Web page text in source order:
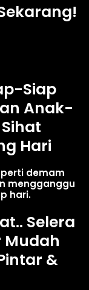
Siap
Anak-
Hari
demam
mengganggu
hari.
Selera
Mudah
&